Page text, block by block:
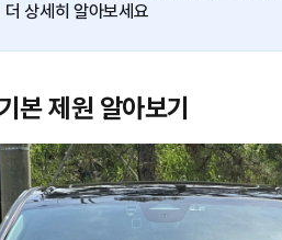
상세히 알아보세요
본 제원 알아보기